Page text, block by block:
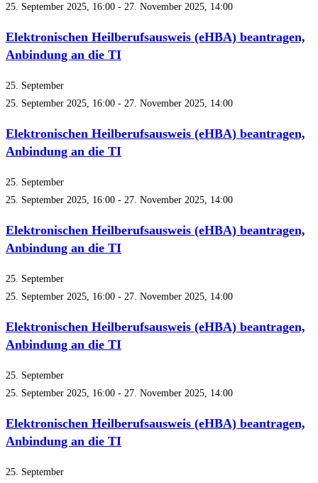
25. September 2025, 16:00 - 27. November 2025, 14:00
Elektronischen Heilberufsausweis (eHBA) beantragen,
Anbindung an die TI
25. September
25. September 2025, 16:00 - 27. November 2025, 14:00
Elektronischen Heilberufsausweis (eHBA) beantragen,
Anbindung an die TI
25. September
25. September 2025, 16:00 - 27. November 2025, 14:00
Elektronischen Heilberufsausweis (eHBA) beantragen,
Anbindung an die TI
25. September
25. September 2025, 16:00 - 27. November 2025, 14:00
Elektronischen Heilberufsausweis (eHBA) beantragen,
Anbindung an die TI
25. September
25. September 2025, 16:00 - 27. November 2025, 14:00
Elektronischen Heilberufsausweis (eHBA) beantragen,
Anbindung an die TI
25. September